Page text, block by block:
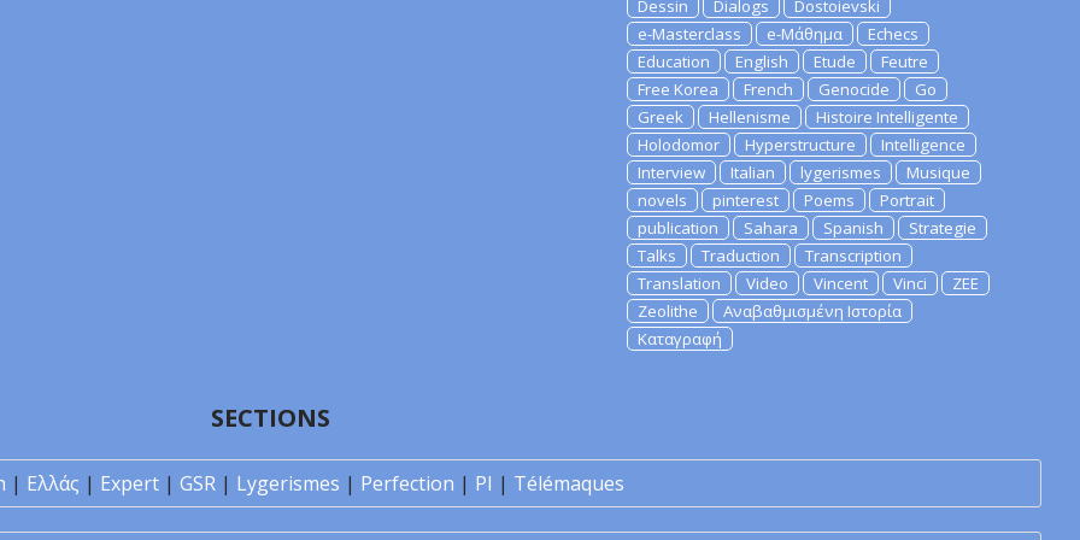
Dessin
Dialogs
Dostoievski
e-Masterclass
e-Μάθημα
Echecs
Education
English Etude
Feutre
Free Korea
French Genocide
Go
Greek
Hellenisme
Histoire Intelligente
Holodomor
Hyperstructure
Intelligence
Interview
Italian lygerismes
Musique
novels
pinterest Poems
Portrait
publication
Sahara Spanish
Strategie
Talks
Traduction
Transcription
Translation
Video Vincent Vinci
ZEE
Zeolithe
Αναβαθμισμένη Ιστορία
Καταγραφή
SECTIONS
| Ελλάς | Expert | GSR | Lygerismes | Perfection | PI | Télémaques